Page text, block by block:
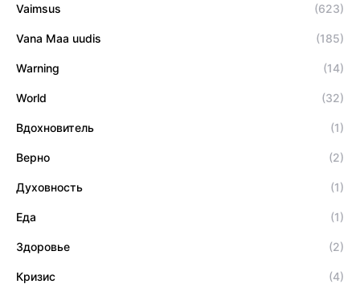
Vaimsus (623)
Vana Maa uudis (185)
Warning (14)
World (32)
Вдохновитель (1)
Верно (2)
Духовность (1)
Еда (1)
Здоровье (2)
Кризис (4)